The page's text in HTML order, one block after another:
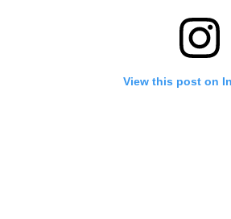
View this post on